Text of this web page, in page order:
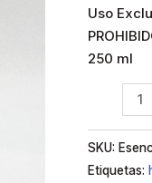
Uso
250 ml
SKU:
Etiquetas: